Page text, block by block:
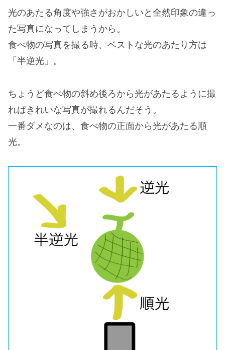
光のあたる角度や強さがおかしいと全然印象の違っ
た写真になってしまうから。
食べ物の写真を撮る時、ベストな光のあたり方は
「半逆光」。
ちょうど食べ物の斜め後ろから光があたるように撮
ればきれいな写真が撮れるんだそう。
一番ダメなのは、食べ物の正面から光があたる順
光。